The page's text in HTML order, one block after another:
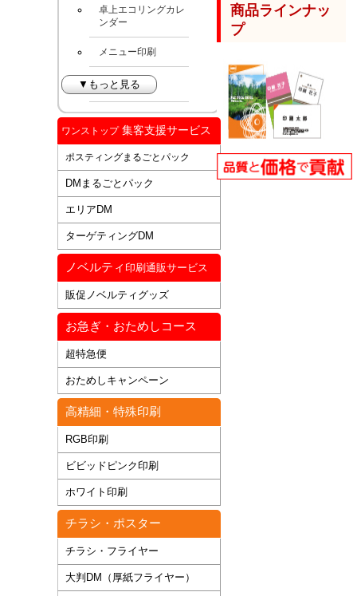
卓上エコリングカレ
ンダー
メニュー印刷
▼もっと見る
ワンストップ集客支援サービス
ポスティングまるごとパック
DMまるごとパック
エリアDM
ターゲティングDM
ノベルティ 印刷通販サービス
販促ノベルティグッズ
お急ぎ・おためしコース
超特急便
おためしキャンペーン
高精細・特殊印刷
RGB印刷
ビビッドピンク印刷
ホワイト印刷
チラシ・ポスター
チラシ・フライヤー
大判DM（厚紙フライヤー）
商品ラインナッ
プ